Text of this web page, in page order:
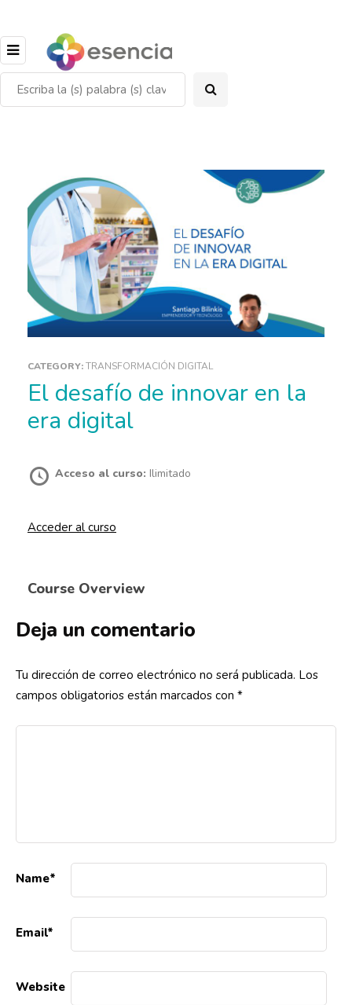
CATEGORY:TRANSFORMACIÓN DIGITAL
El desafío de innovar en la
era digital
Acceso al curso: Ilimitado
Acceder al curso
Course Overview
Deja un comentario
Tu dirección de correo electrónico no será publicada. Los
campos obligatorios están marcados con *
Name*
Email*
Website